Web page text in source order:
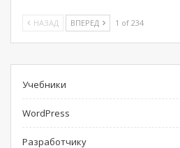
НАЗАД ВПЕРЕД 1 of 234
Учебники
WordPress
Разработчику